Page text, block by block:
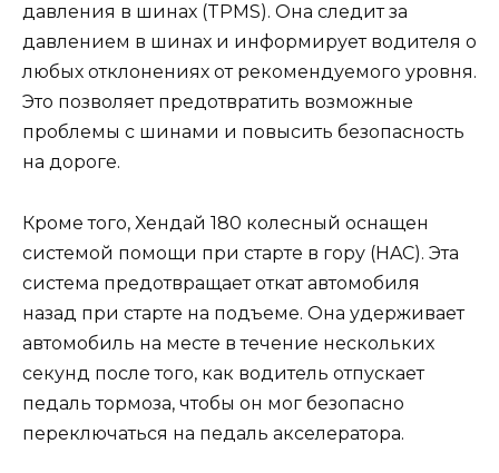
давления в шинах (TPMS). Она следит за
давлением в шинах и информирует водителя о
любых отклонениях от рекомендуемого уровня.
Это позволяет предотвратить возможные
проблемы с шинами и повысить безопасность
на дороге.
Кроме того, Хендай 180 колесный оснащен
системой помощи при старте в гору (HAC). Эта
система предотвращает откат автомобиля
назад при старте на подъеме. Она удерживает
автомобиль на месте в течение нескольких
секунд после того, как водитель отпускает
педаль тормоза, чтобы он мог безопасно
переключаться на педаль акселератора.